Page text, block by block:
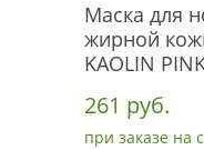
Маска для
жирной
KAOLIN
261 руб.
при заказе на